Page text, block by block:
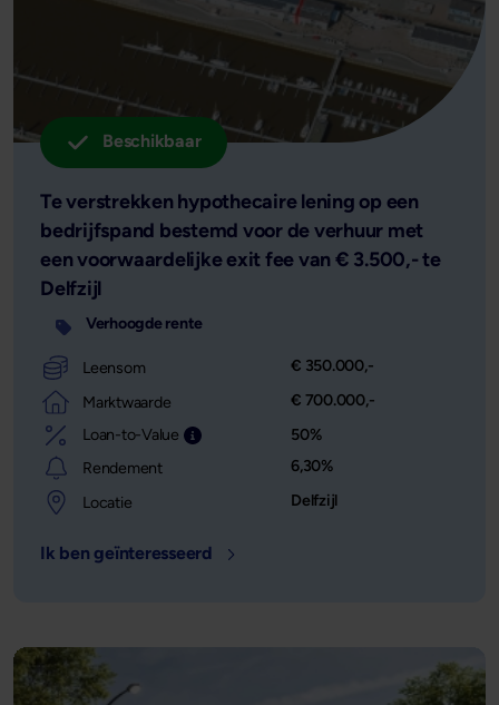
Beschikbaar
Te verstrekken hypothecaire lening op een
bedrijfspand bestemd voor de verhuur met
een voorwaardelijke exit fee van € 3.500,- te
Delfzijl
Verhoogde rente
Leensom
€ 350.000,-
Marktwaarde
€ 700.000,-
Loan-to-Value
Leensom afgezet tegen de waarde van
50%
Rendement
6,30%
Locatie
Delfzijl
Ik ben geïnteresseerd - Locatie: Delfzijl - Leensom: €